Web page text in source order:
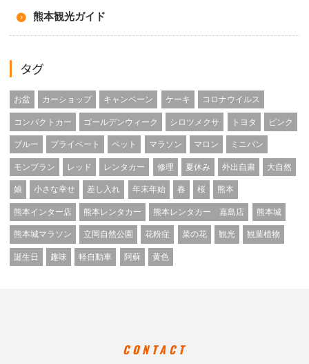
熊本観光ガイド
タグ
お盆 カーショップ キャンペーン ケーキ コロナウイルス
コンパクトカー ゴールデンウィーク シロツメクサ トヨタ ピンク
ブルー プライベート ペット マラソン マロン ミニバン
モンブラン レッド レンタカー 修理 夏休み 外出自粛 大自然
娘 小さな幸せ 差し入れ 年末年始 春 桜 熊本
熊本インター店 熊本レンタカー 熊本レンタカー 嘉島店 熊本城
熊本城マラソン 立岡自然公園 花粉症 菜の花 観光 観葉植物
誕生日 趣味 軽自動車 阿蘇 黄色
CONTACT